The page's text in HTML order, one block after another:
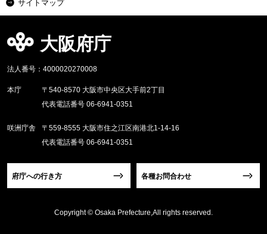
サイトマップ
大阪府庁
法人番号：4000020270008
本庁
〒540-8570 大阪市中央区大手前2丁目
代表電話番号 06-6941-0351
咲洲庁舎
〒559-8555 大阪市住之江区南港北1-14-16
代表電話番号 06-6941-0351
府庁への行き方 各種お問合わせ
Copyright © Osaka Prefecture,All rights reserved.